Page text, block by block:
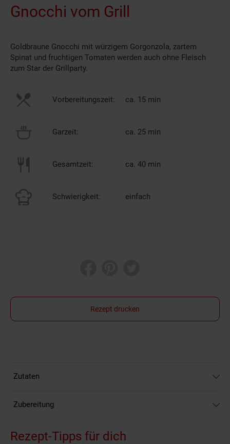
Gnocchi vom Grill
Goldbraune Gnocchi mit würzigem Gorgonzola, zartem
Spinat und fruchtigen Tomaten werden auch ohne Fleisch
zum Star der Grillparty.
Vorbereitungszeit: ca. 15 min
Garzeit: ca. 25 min
Gesamtzeit: ca. 40 min
Schwierigkeit: einfach
Rezept drucken
Zutaten
Zubereitung
Rezept-Tipps für dich